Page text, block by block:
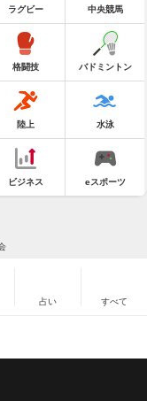
ラグビー 中央競馬
格闘技 バドミントン
陸上 水泳
ビジネス eスポーツ
占い すべて